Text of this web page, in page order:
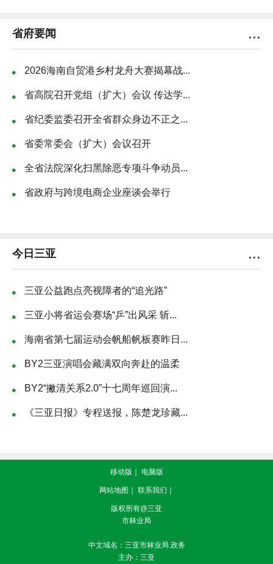
省府要闻 ...
2026海南自贸港乡村龙舟大赛揭幕战...
省高院召开党组（扩大）会议 传达学...
省纪委监委召开全省群众身边不正之...
省委常委会（扩大）会议召开
全省法院深化扫黑除恶专项斗争动员...
省政府与跨境电商企业座谈会举行
今日三亚 ...
三亚公益跑点亮视障者的“追光路”
三亚小将省运会赛场“乒”出风采 斩...
海南省第七届运动会帆船帆板赛昨日...
BY2三亚演唱会藏满双向奔赴的温柔
BY2“撇清关系2.0”十七周年巡回演...
《三亚日报》专程送报，陈楚龙珍藏...
移动版 ｜ 电脑版
网站地图 ｜ 联系我们 ｜
版权所有@三亚
市林业局
中文域名：三亚市林业局.政务
主办：三亚